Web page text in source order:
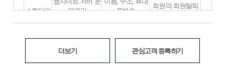
회사에서 선정한 사람을 말합니다.
보 형태의 글, 사진, 동영상 및 각종 파일과 링크 등을
- “해지”라 함은 회사 또는 회원이 서비스 개통 이후 이용계약을
해약하는 것을 말합니다.
스튜디오
픽스
영관리
(데이터저장, 보
폰번호,
로그인ID, 비밀번
회원의 회원탈퇴
위탁계약 종료시
※ 위의 개인정보 처리 위탁에 대한 동의를 거부할 권리가 있습니다. 동
의 거부 시 대방건설(주)의 서비스가 제한되며, 동의를 해주셔야 서비
더보기 관심고객 등록하기